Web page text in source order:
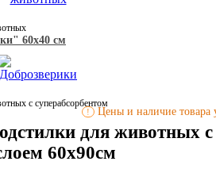
60х40 см
с суперабсорбентом
! Цены и наличие товара
для животных
60х90см